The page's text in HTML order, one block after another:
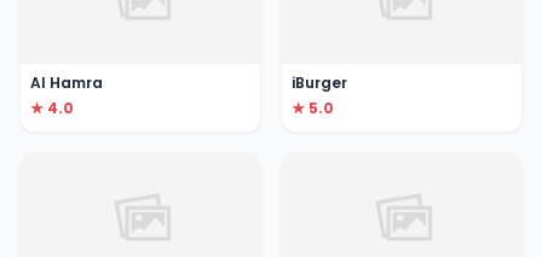
Al Hamra
★ 4.0
iBurger
★ 5.0